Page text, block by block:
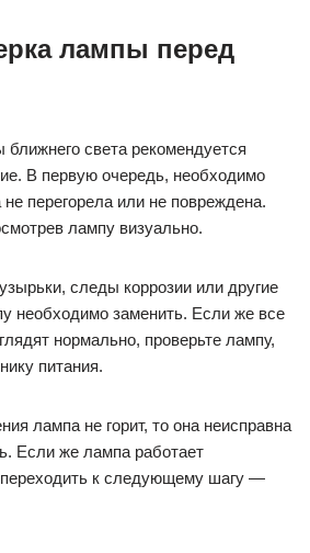
лампы перед
света рекомендуется
В первую очередь, необходимо
перегорела или не повреждена.
лампу визуально.
следы коррозии или другие
необходимо заменить. Если же все
нормально, проверьте лампу,
питания.
лампа не горит, то она неисправна
Если же лампа работает
к следующему шагу —